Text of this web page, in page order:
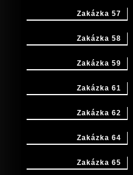
Zakázka 57
Zakázka 58
Zakázka 59
Zakázka 61
Zakázka 62
Zakázka 64
Zakázka 65